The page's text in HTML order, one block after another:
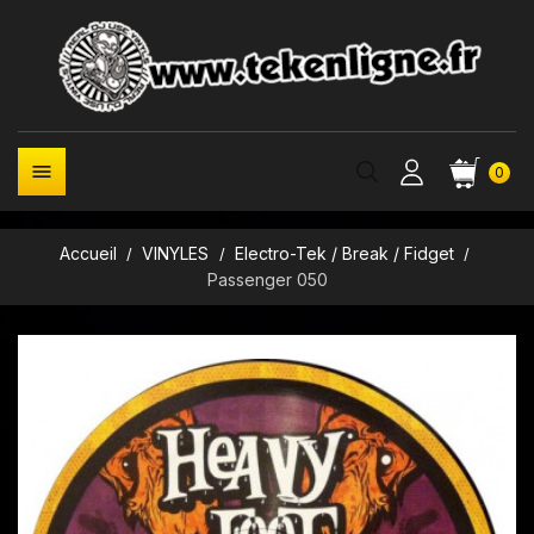
0

Accueil VINYLES
Electro-Tek / Break / Fidget
Passenger 050